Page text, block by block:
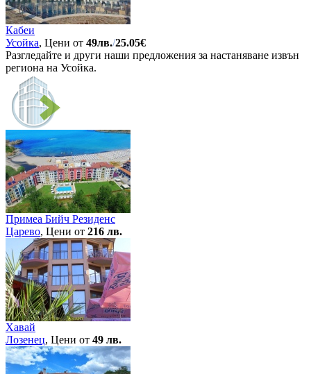
Кабеи
Усойка, Цени от 49лв./25.05€
Разгледайте и други наши предложения за настаняване извън
региона на Усойка.
Примеа Бийч Резиденс
Царево, Цени от 216 лв.
Хавай
Лозенец, Цени от 49 лв.